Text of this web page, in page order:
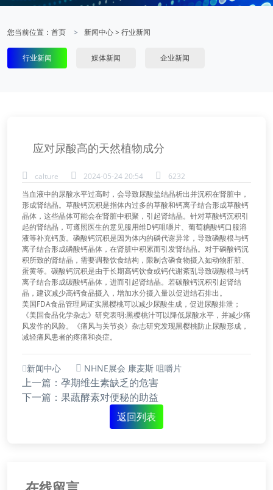
您当前位置： 首页 新闻中心> 行业新闻
行业新闻 媒体新闻 企业新闻
应对尿酸高的天然植物成分
calture 2024-05-24 20:54
6232
当血液中的尿酸水平过高时，会导致尿酸盐结晶析出并沉积在肾脏中，
形成肾结晶。草酸钙沉积是指体内过多的草酸和钙离子结合形成草酸钙
晶体，这些晶体可能会在肾脏中积聚，引起肾结晶。针对草酸钙沉积引
起的肾结晶，可遵照医生的意见服用维D钙咀嚼片、葡萄糖酸钙口服溶
液等补充钙质。磷酸钙沉积是因为体内的磷代谢异常，导致磷酸根与钙
离子结合形成磷酸钙晶体，在肾脏中积累而引发肾结晶。对于磷酸钙沉
积所致的肾结晶，需要调整饮食结构，限制含磷食物摄入如动物肝脏、
蛋黄等。碳酸钙沉积是由于长期高钙饮食或钙代谢紊乱导致碳酸根与钙
离子结合形成碳酸钙晶体，进而引起肾结晶。若碳酸钙沉积引起肾结
晶，建议减少高钙食品摄入，增加水分摄入量以促进结石排出。
美国FDA食品管理局证实黑樱桃可以减少尿酸生成，促进尿酸排泄；
《美国食品化学杂志》研究表明:黑樱桃汁可以降低尿酸水平，并减少痛
风发作的风险。《痛风与关节炎》杂志研究发现黑樱桃防止尿酸形成，
减轻痛风患者的疼痛和炎症。
新闻中心 NHNE展会 康麦斯 咀嚼片
上一篇：孕期维生素缺乏的危害
下一篇：果蔬酵素对便秘的助益
返回列表